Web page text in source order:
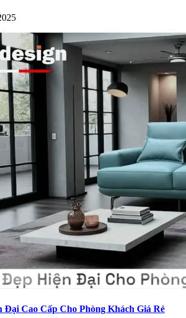
Đại Cao Cấp Cho Phòng Khách Giá Rẻ